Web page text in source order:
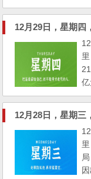
12月29日，星期四
4
12月28日，星期三